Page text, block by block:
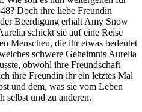
Doch ihre liebe Freundin
Beerdigung erhält Amy Snow
schickt sie auf eine Reise
Menschen, die ihr etwas bedeutet
schwere Geheimnis Aurelia
obwohl ihre Freundschaft
ihre Freundin ihr ein letztes Mal
und dem, was sie vom Leben
selbst und zu anderen.